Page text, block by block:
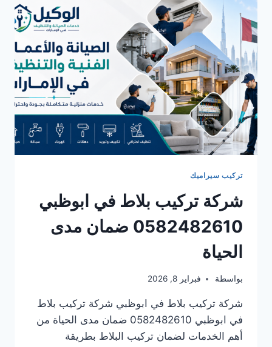
تركيب سيراميك
شركة تركيب بلاط في ابوظبي
0582482610 ضمان مدى
الحياة
بواسطة فبراير 8, 2026
شركة تركيب بلاط في ابوظبي شركة تركيب بلاط
في ابوظبي 0582482610 ضمان مدى الحياة من
أهم الخدمات لضمان تركيب البلاط بطريقة